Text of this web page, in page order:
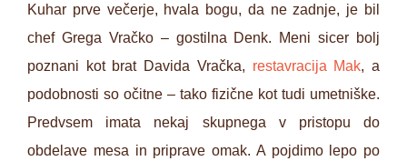
Kuhar prve večerje, hvala bogu, da ne zadnje, je bil
chef Grega Vračko – gostilna Denk. Meni sicer bolj
poznani kot brat Davida Vračka, restavracija Mak, a
podobnosti so očitne – tako fizične kot tudi umetniške.
Predvsem imata nekaj skupnega v pristopu do
obdelave mesa in priprave omak. A pojdimo lepo po